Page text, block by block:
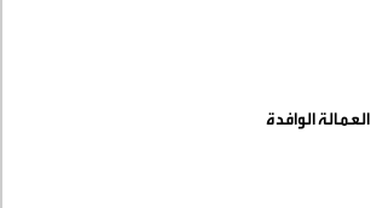
العمالة الوافدة